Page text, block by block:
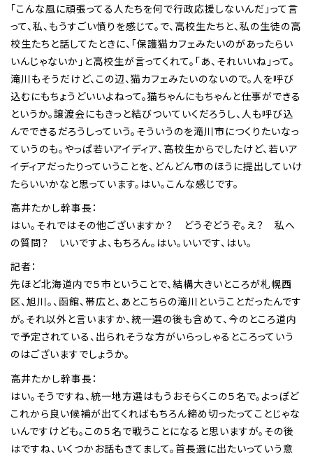
「こんな風に頑張ってる人たちを何で行政応援しないんだ」って言
って、私、もうすごい憤りを感じて。で、高校生たちと、私の生徒の高
校生たちと話してたときに、「保護猫カフェみたいのがあったらい
いんじゃないか」と高校生が言ってくれて。「あ、それいいね」って。
滝川もそうだけど、この辺、猫カフェみたいのないので。人を呼び
込むにもちょうどいいよねって。猫ちゃんにもちゃんと仕事ができる
というか。譲渡会にもきっと結びついていくだろうし、人も呼び込
んでできるだろうしっていう。そういうのを滝川市につくりたいなっ
ていうのも。やっぱ若いアイディア、高校生からでしたけど、若いア
イディアだったりっていうことを、どんどん市のほうに提出していけ
たらいいかなと思っています。はい。こんな感じです。
高井たかし幹事長：
はい。それではその他ございますか？ どうぞどうぞ。え？ 私へ
の質問？ いいですよ、もちろん。はい。いいです、はい。
記者：
先ほど北海道内で５市ということで、結構大きいところが札幌西
区、旭川。、函館、帯広と、あとこちらの滝川ということだったんです
が。それ以外と言いますか、統一選の後も含めて、今のところ道内
で予定されている、出られそうな方がいらっしゃるところっていう
のはございますでしょうか。
高井たかし幹事長：
はい。そうですね、統一地方選はもうおそらくこの５名で。よっぽど
これから良い候補が出てくればもちろん締め切ったってことじゃな
いんですけども。この５名で戦うことになると思いますが。その後
はですね、いくつかお話もきてまして。首長選に出たいっていう意